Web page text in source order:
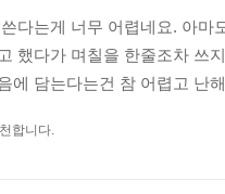
다는게 너무 어렵네요. 아
했다가 며칠을 한줄조차 쓰
에 담는다는건 참 어렵고 난
합니다.